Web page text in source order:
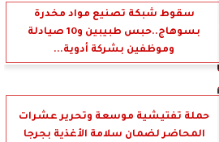
سقوط شبكة تصنيع مواد مخدرة
بسوهاج..حبس طبيبين و10 صيادلة
وموظفين بشركة أدوية...
حملة تفتيشية موسعة وتحرير عشرات
المحاضر لضمان سلامة الأغذية بجرجا